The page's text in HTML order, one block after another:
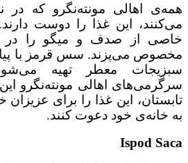
همه‌ی اهالی مونته‌نگرو که
می‌کنند، این غذا را دوست
خاصی از صدف و میگو را
مخصوص می‌پزند. سس قرمز با
سبزیجات معطر تهیه
سرگرمی‌های اهالی مونته‌نگرو
تابستان، این غذا را برای عزیزان
به خانه‌ی خود دعوت کنند.
Ispod Saca